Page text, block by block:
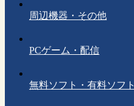
周辺機器・その他
PCゲーム・配信
無料ソフト・有料ソフト